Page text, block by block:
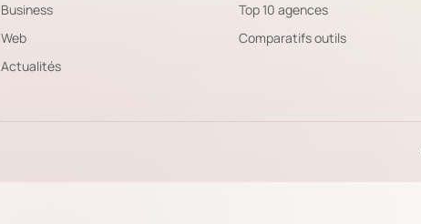
Business
Web
Actualités
Top 10 agences
Comparatifs outils